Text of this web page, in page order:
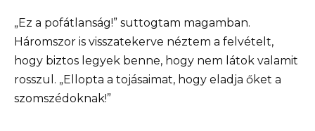
„Ez a pofátlanság!” suttogtam magamban.
Háromszor is visszatekerve néztem a felvételt,
hogy biztos legyek benne, hogy nem látok valamit
rosszul. „Ellopta a tojásaimat, hogy eladja őket a
szomszédoknak!”